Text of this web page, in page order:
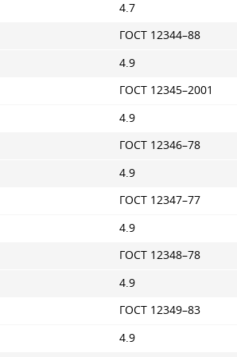
4.7
ГОСТ 12344–88
4.9
ГОСТ 12345–2001
4.9
ГОСТ 12346–78
4.9
ГОСТ 12347–77
4.9
ГОСТ 12348–78
4.9
ГОСТ 12349–83
4.9